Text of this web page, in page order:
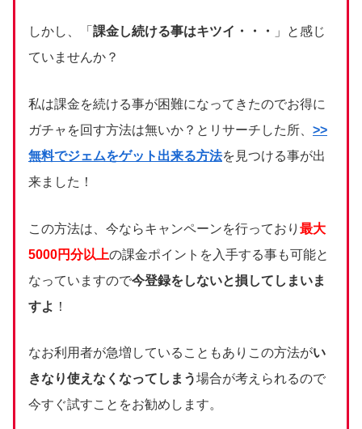
しかし、「 課金し続ける事はキツイ・・・
」と感じ
ていませんか？
私は課金を続ける事が困難になってきたのでお得に
ガチャを回す方法は無いか？とリサーチした所、 >>
無料でジェムをゲット出来る方法を見つける事が出
来ました！
この方法は、今ならキャンペーンを行っており 最大
5000円分以上の課金ポイントを入手する事も可能と
なっていますので今登録をしないと損してしまいま
すよ ！
なお利用者が急増していることもありこの方法がい
きなり使えなくなってしまう場合が考えられるので
今すぐ試すことをお勧めします。